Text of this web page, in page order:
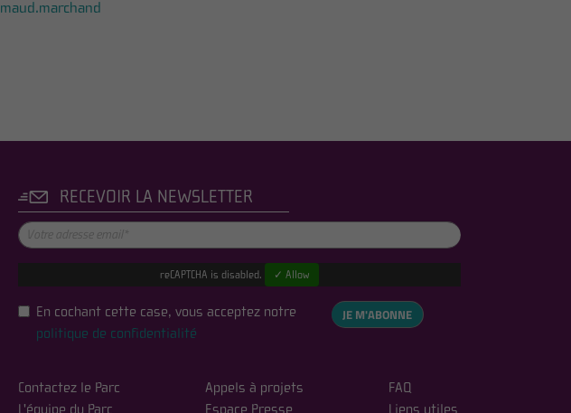
maud.marchand
RECEVOIR LA NEWSLETTER
reCAPTCHA is disabled. ✓ Allow
En cochant cette case, vous acceptez notre
politique de confidentialité
JE M'ABONNE
Contactez le Parc
L'équipe du Parc
Appels à projets
Espace Presse
FAQ
Liens utiles